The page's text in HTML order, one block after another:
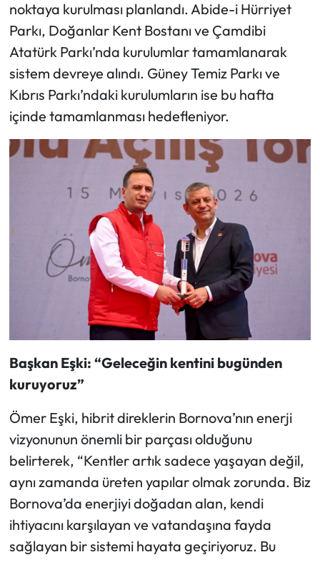
noktaya kurulması planlandı. Abide-i Hürriyet
Parkı, Doğanlar Kent Bostanı ve Çamdibi
Atatürk Parkı’nda kurulumlar tamamlanarak
sistem devreye alındı. Güney Temiz Parkı ve
Kıbrıs Parkı’ndaki kurulumların ise bu hafta
içinde tamamlanması hedefleniyor.
Başkan Eşki: “Geleceğin kentini bugünden
kuruyoruz”
Ömer Eşki, hibrit direklerin Bornova’nın enerji
vizyonunun önemli bir parçası olduğunu
belirterek, “Kentler artık sadece yaşayan değil,
aynı zamanda üreten yapılar olmak zorunda. Biz
Bornova’da enerjiyi doğadan alan, kendi
ihtiyacını karşılayan ve vatandaşına fayda
sağlayan bir sistemi hayata geçiriyoruz. Bu